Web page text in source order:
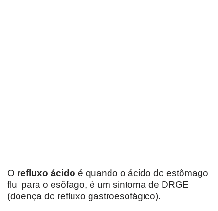
O refluxo ácido é quando o ácido do estômago
flui para o esôfago, é um sintoma de DRGE
(doença do refluxo gastroesofágico).